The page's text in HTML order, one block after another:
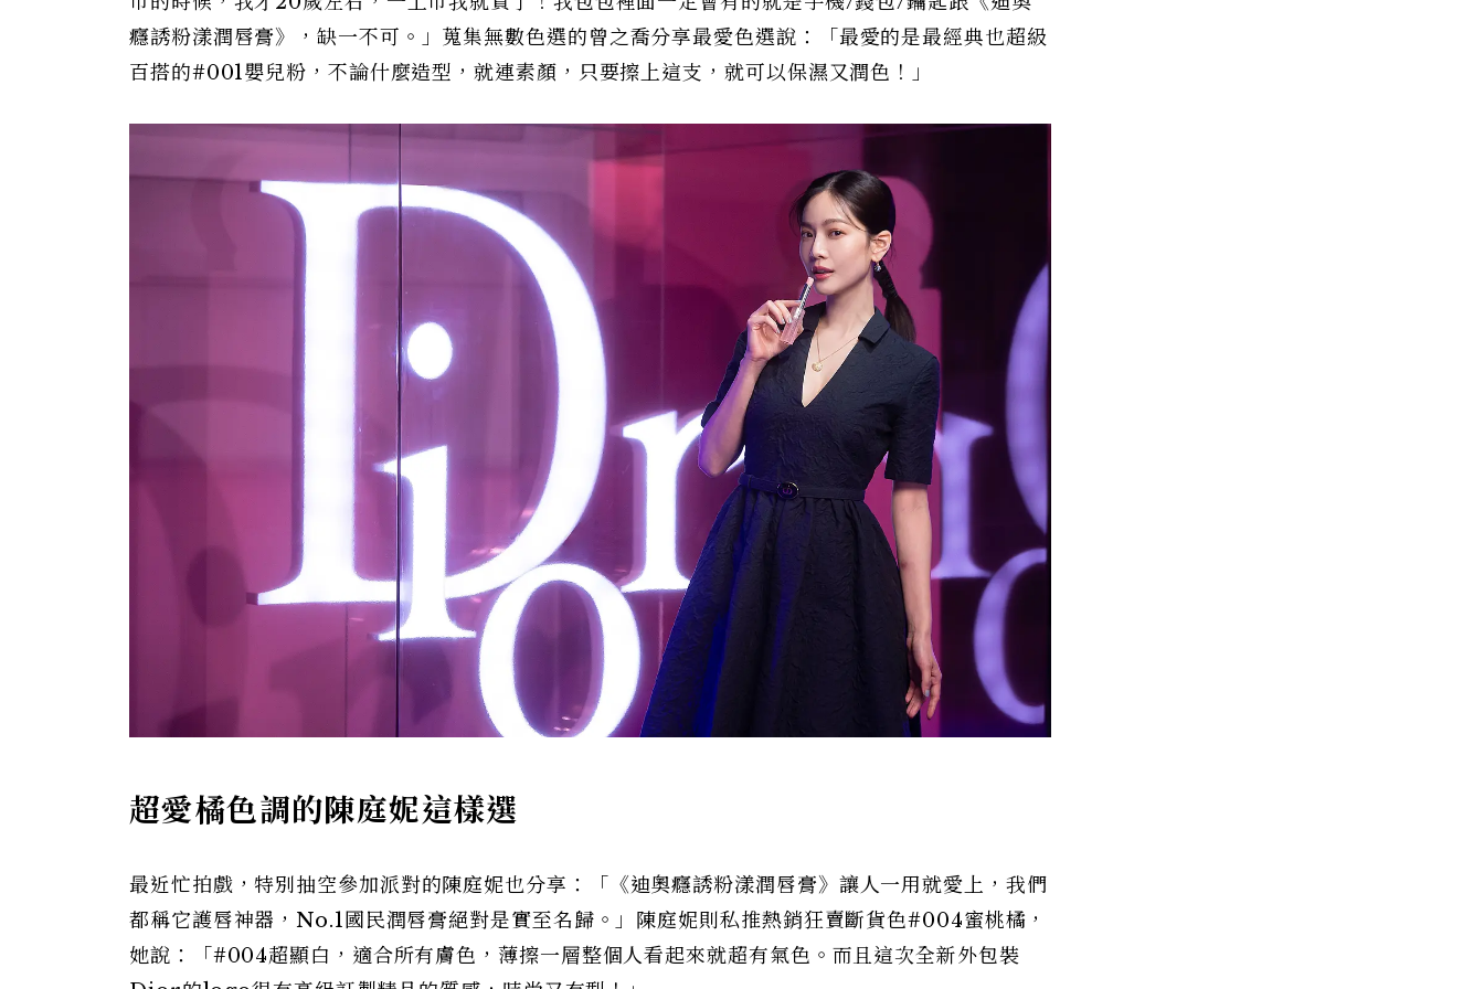
癮誘粉漾潤唇膏》，缺一不可。」蒐集無數色選的曾之喬分享最愛色選說：「最愛的是最經典也超級
百搭的#001嬰兒粉，不論什麼造型，就連素顏，只要擦上這支，就可以保濕又潤色！」
超愛橘色調的陳庭妮這樣選
最近忙拍戲，特別抽空參加派對的陳庭妮也分享：「《迪奧癮誘粉漾潤唇膏》讓人一用就愛上，我們
都稱它護唇神器，No.1國民潤唇膏絕對是實至名歸。」陳庭妮則私推熱銷狂賣斷貨色#004蜜桃橘，
她說：「#004超顯白，適合所有膚色，薄擦一層整個人看起來就超有氣色。而且這次全新外包裝